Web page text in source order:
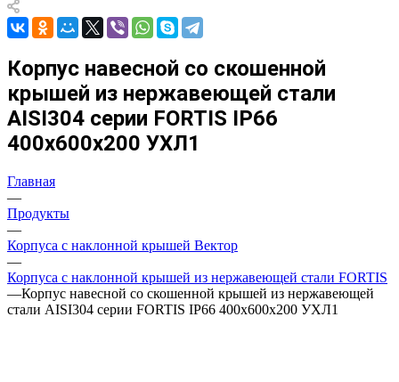
Корпус навесной со скошенной
крышей из нержавеющей стали
AISI304 серии FORTIS IP66
400х600х200 УХЛ1
Главная
—
Продукты
—
Корпуса с наклонной крышей Вектор
—
Корпуса с наклонной крышей из нержавеющей стали FORTIS
—Корпус навесной со скошенной крышей из нержавеющей
стали AISI304 серии FORTIS IP66 400х600х200 УХЛ1